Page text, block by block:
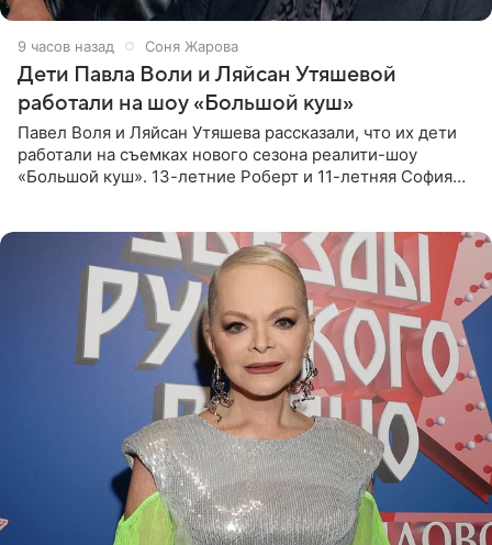
9 часов назад Соня Жарова
Дети Павла Воли и Ляйсан Утяшевой
работали на шоу «Большой куш»
Павел Воля и Ляйсан Утяшева рассказали, что их дети
работали на съемках нового сезона реалити-шоу
«Большой куш». 13-летние Роберт и 11-летняя София